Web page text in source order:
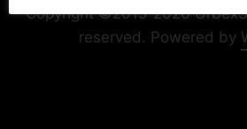
Copyright ©2015-2026
reserved. Powered by